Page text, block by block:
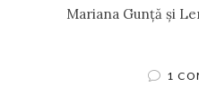
Mariana Gunţă şi
1